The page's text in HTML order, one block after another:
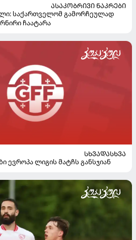
ᲐᲡᲐᲙᲝᲑᲠᲘᲕᲘ ᲜᲐᲙᲠᲔᲑᲘ
საქართველომ გამორჩეულად
ჩაატარა
ᲡᲮᲕᲐᲓᲐᲡᲮᲕᲐ
ევროპა ლიგის მატჩს განსჯიან